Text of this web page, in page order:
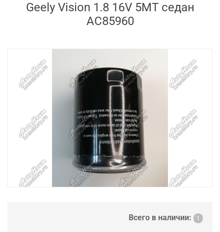
Geely Vision 1.8 16V 5MT седан
AC85960
Всего в наличии: 1